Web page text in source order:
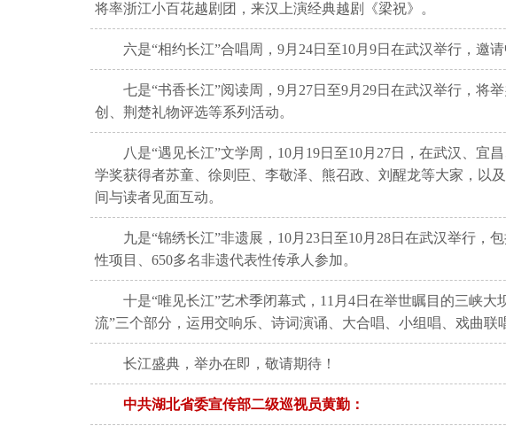
将率浙江小百花越剧团，来汉上演经典越剧《梁祝》。
六是“相约长江”合唱周，9月24日至10月9日在武汉举行，邀
七是“书香长江”阅读周，9月27日至9月29日在武汉举行，
创、荆楚礼物评选等系列活动。
八是“遇见长江”文学周，10月19日至10月27日，在武汉、
学奖获得者苏童、徐则臣、李敬泽、熊召政、刘醒龙等大家，以
间与读者见面互动。
九是“锦绣长江”非遗展，10月23日至10月28日在武汉举行
性项目、650多名非遗代表性传承人参加。
十是“唯见长江”艺术季闭幕式，11月4日在举世瞩目的三峡
流”三个部分，运用交响乐、诗词演诵、大合唱、小组唱、戏曲联
长江盛典，举办在即，敬请期待！
中共湖北省委宣传部二级巡视员黄勤：